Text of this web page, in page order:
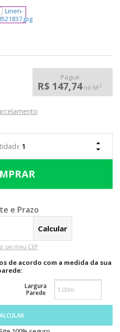
Pague
R$ 147,74no M2
sei meu CEP
de acordo com a medida da sua
Largura
Parede